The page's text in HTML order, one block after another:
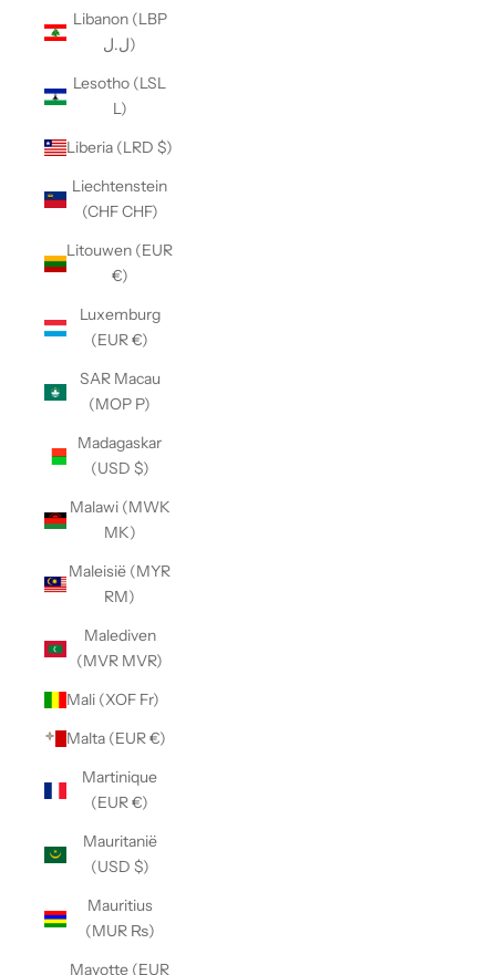
Libanon (LBP
ل.ل)
Lesotho (LSL
L)
Liberia (LRD $)
Liechtenstein
(CHF CHF)
Litouwen (EUR
€)
Luxemburg
(EUR €)
SAR Macau
(MOP P)
Madagaskar
(USD $)
Malawi (MWK
MK)
Maleisië (MYR
RM)
Malediven
(MVR MVR)
Mali (XOF Fr)
Malta (EUR €)
Martinique
(EUR €)
Mauritanië
(USD $)
Mauritius
(MUR ₨)
Mayotte (EUR